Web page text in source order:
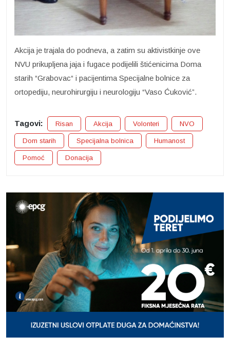
Akcija je trajala do podneva, a zatim su aktivistkinje ove
NVU prikupljena jaja i fugace podijelili štićenicima Doma
starih “Grabovac“ i pacijentima Specijalne bolnice za
ortopediju, neurohirurgiju i neurologiju “Vaso Ćuković”.
Tagovi: Risan Akcija Volonteri NVO
Dom starih Specijalna bolnica Humanost
Pomoć Donacija